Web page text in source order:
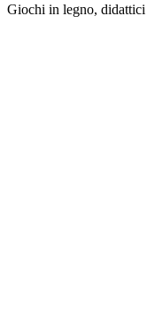
Giochi in legno, didattici